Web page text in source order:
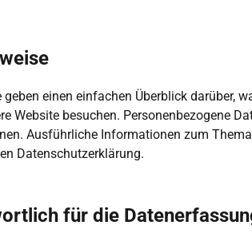
einen einfachen Überblick darüber,
Website besuchen. Personenbezogene
Ausführliche Informationen zum
Datenschutzerklärung.
für die